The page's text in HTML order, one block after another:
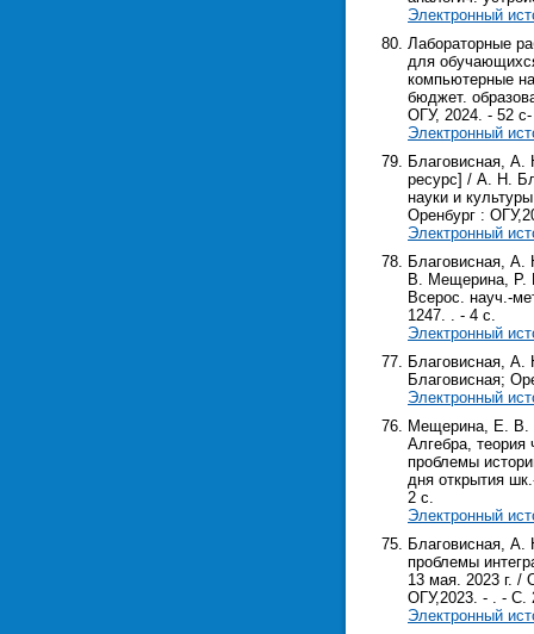
Электронный
Лабораторные
для
компьютерные
бюджет.
ОГУ, 2024. - 52 с-
Электронный
Благовисная, А.
ресурс] / А. Н.
науки и
Оренбург :
Электронный
Благовисная, А.
В. Мещерина, Р.
Всерос. науч.-
1247. . - 4 с.
Электронный
Благовисная, А.
Благовисная;
Электронный
Мещерина, Е. В.
Алгебра, теория
проблемы
дня открытия
2 с.
Электронный
Благовисная, А.
проблемы
13 мая. 2023 г. /
ОГУ,2023. - . - С.
Электронный